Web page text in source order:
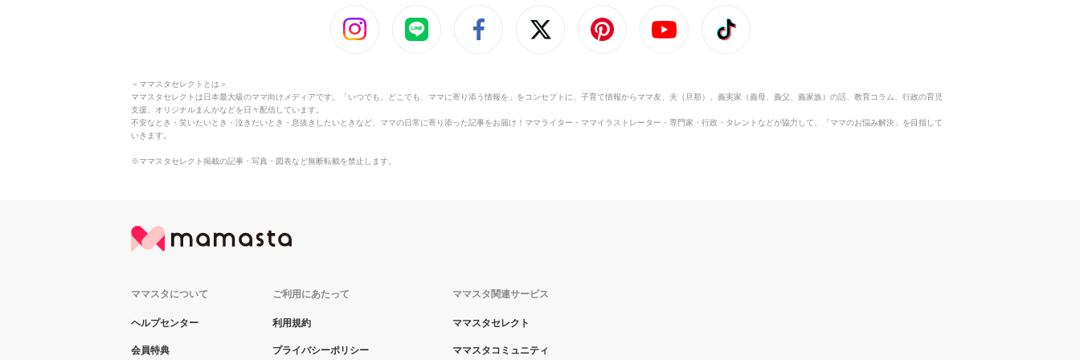
＜ママスタセレクトとは＞
ママスタセレクトは日本最大級のママ向けメディアです。「いつでも、どこでも、ママに寄り添う情報を」をコンセプトに、子育て情報からママ友、夫（旦那）、義実家（義母、義父、義家族）の話、教育コラム、行政の育児
支援、オリジナルまんがなどを日々配信しています。
不安なとき・笑いたいとき・泣きたいとき・息抜きしたいときなど、ママの日常に寄り添った記事をお届け！ママライター・ママイラストレーター・専門家・行政・タレントなどが協力して、「ママのお悩み解決」を目指して
いきます。
※ママスタセレクト掲載の記事・写真・図表など無断転載を禁止します。
ママスタについて
ヘルプセンター
会員特典
ご利用にあたって
利用規約
プライバシーポリシー
ママスタ関連サービス
ママスタセレクト
ママスタコミュニティ